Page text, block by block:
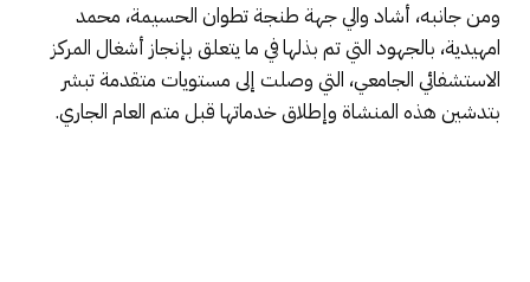
ومن جانبه، أشاد والي جهة طنجة تطوان الحسيمة، محمد
امهيدية، بالجهود التي تم بذلها في ما يتعلق بإنجاز أشغال المركز
الاستشفائي الجامعي، التي وصلت إلى مستويات متقدمة تبشر
بتدشين هذه المنشاة وإطلاق خدماتها قبل متم العام الجاري.